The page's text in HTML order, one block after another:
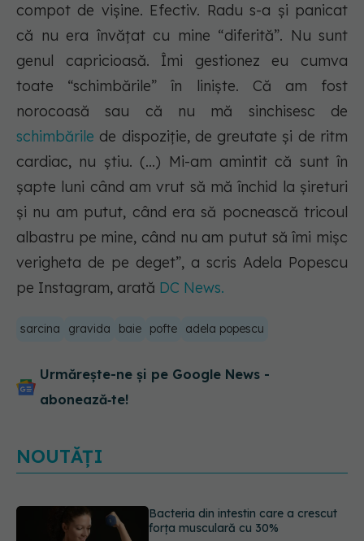
compot de vișine. Efectiv. Radu s-a și panicat
că nu era învățat cu mine “diferită”. Nu sunt
genul capricioasă. Îmi gestionez eu cumva
toate “schimbările” în liniște. Că am fost
norocoasă sau că nu mă sinchisesc de
schimbările de dispoziție, de greutate și de ritm
cardiac, nu știu. (...) Mi-am amintit că sunt în
șapte luni când am vrut să mă închid la șireturi
și nu am putut, când era să pocnească tricoul
albastru pe mine, când nu am putut să îmi mișc
verigheta de pe deget”, a scris Adela Popescu
pe Instagram, arată DC News.
sarcina gravida baie pofte adela popescu
Urmărește-ne și pe Google News -
abonează‑te!
NOUTĂȚI
5 mituri despre menstruație pe care
să nu le mai crezi